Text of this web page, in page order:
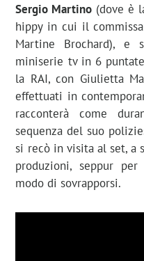
Sergio Martino (dove è
hippy in cui il
Martine Brochard), e
miniserie tv in 6
la RAI, con Giulietta
effettuati in
racconterà come
sequenza del suo
si recò in visita al set, a
produzioni, seppur
modo di sovrapporsi.